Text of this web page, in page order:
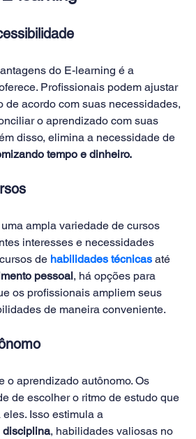
do E-learning é a
Profissionais podem ajustar
de acordo com suas necessidades,
o aprendizado com suas
disso, elimina a necessidade de
tempo e dinheiro.
ampla variedade de cursos
interesses e necessidades
de habilidades técnicas até
pessoal, há opções para
os profissionais ampliem seus
de maneira conveniente.
o aprendizado autônomo. Os
de escolher o ritmo de estudo que
Isso estimula a
disciplina, habilidades valiosas no